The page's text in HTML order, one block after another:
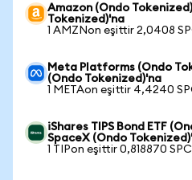
Amazon (Ondo
Tokenized)'na
1 AMZNon eşittir 2,0408
Meta Platforms (Ondo
(Ondo Tokenized)'na
1 METAon eşittir 4,4240
iShares TIPS Bond ETF
SpaceX (Ondo
1 TIPon eşittir 0,818870